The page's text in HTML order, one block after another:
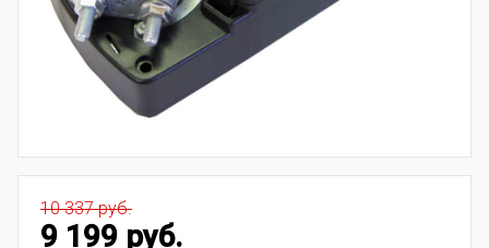
10 337 руб.
9 199 руб.